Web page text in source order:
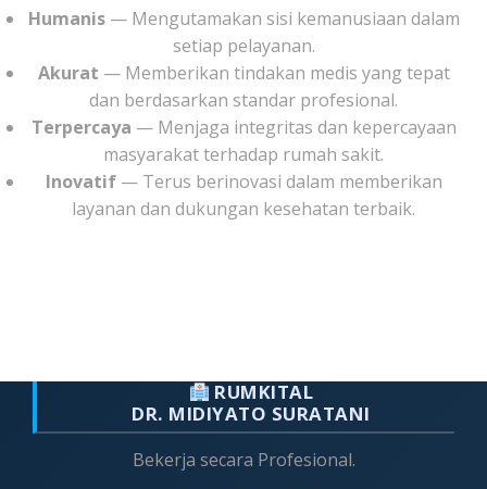
Humanis— Mengutamakan sisi kemanusiaan dalam
setiap pelayanan.
Akurat — Memberikan tindakan medis yang tepat
dan berdasarkan standar profesional.
Terpercaya — Menjaga integritas dan kepercayaan
masyarakat terhadap rumah sakit.
Inovatif— Terus berinovasi dalam memberikan
layanan dan dukungan kesehatan terbaik.
RUMKITAL
DR. MIDIYATO SURATANI
Bekerja secara Profesional.